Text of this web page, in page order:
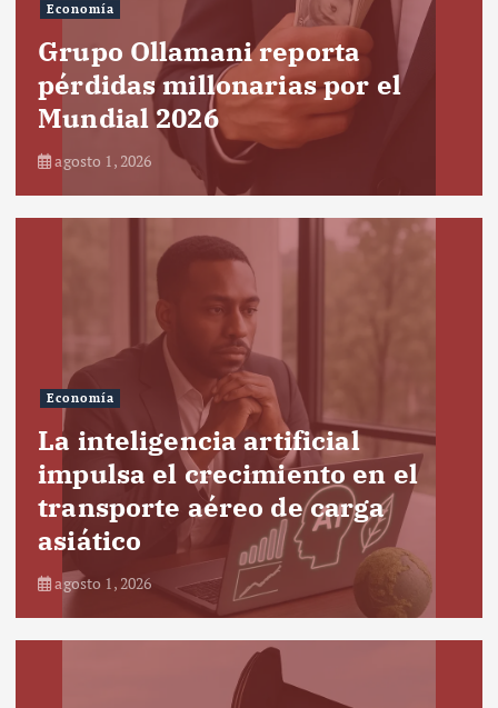
Economía
Grupo Ollamani reporta
pérdidas millonarias por el
Mundial 2026
agosto 1, 2026
Economía
La inteligencia artificial
impulsa el crecimiento en el
transporte aéreo de carga
asiático
agosto 1, 2026